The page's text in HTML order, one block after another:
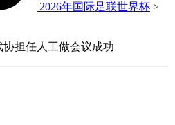
2026年国际足联世界杯 >
协担任人工做会议成功